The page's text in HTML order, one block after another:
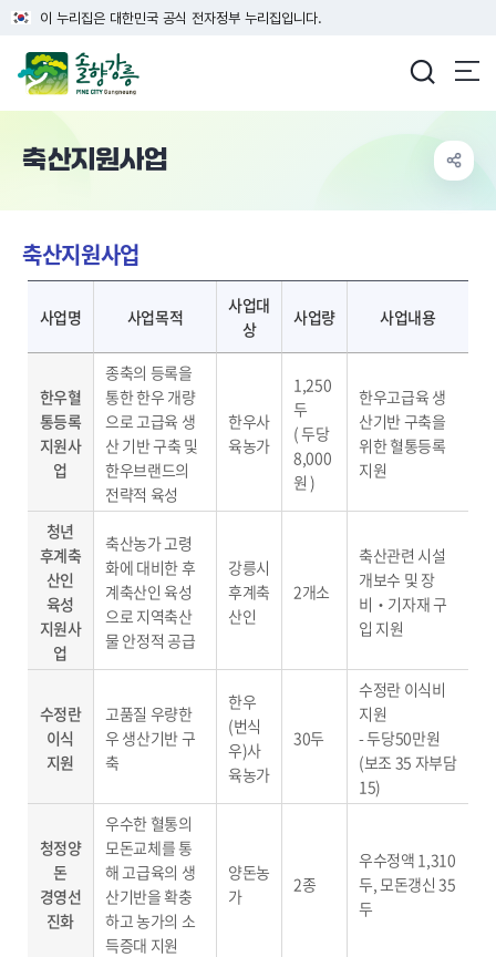
이 누리집은 대한민국 공식 전자정부 누리집입니다.
축산지원사업
축산지원사업
사업명 사업목적
사업대
상
사업량 사업내용
한우혈
통등록
지원사
업
종축의 등록을
통한 한우 개량
으로 고급육 생
산 기반 구축 및
한우브랜드의
전략적 육성
한우사
육농가
1,250
두
( 두당
8,000
원 )
한우고급육 생
산기반 구축을
위한 혈통등록
지원
청년
후계축
산인
육성
지원사
업
축산농가 고령
화에 대비한 후
계축산인 육성
으로 지역축산
물 안정적 공급
강릉시
후계축
산인
2개소
축산관련 시설
개보수 및 장
비‧기자재 구
입 지원
수정란
이식
지원
고품질 우량한
우 생산기반 구
축
한우
(번식
우)사
육농가
30두
수정란 이식비
지원
- 두당50만원
(보조 35 자부담
15)
청정양
돈
경영선
진화
우수한 혈통의
모돈교체를 통
해 고급육의 생
산기반을 확충
하고 농가의 소
득증대 지원
양돈농
가
2종
우수정액 1,310
두, 모돈갱신 35
두